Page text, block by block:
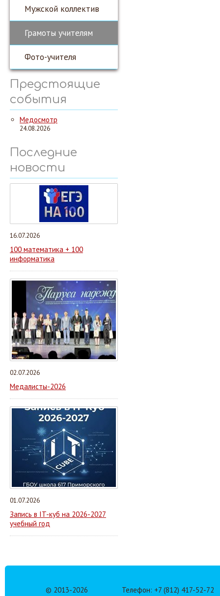
Мужской коллектив
Грамоты учителям
Фото-учителя
Предстоящие
события
Медосмотр
24.08.2026
Последние
новости
16.07.2026
100 математика + 100
информатика
02.07.2026
Медалисты-2026
01.07.2026
Запись в IT-куб на 2026-2027
учебный год
© 2013-2026 Телефон: +7 (812) 417-52-72